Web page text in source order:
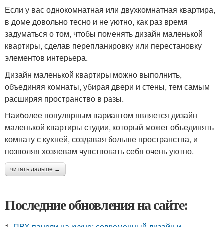
Если у вас однокомнатная или двухкомнатная квартира,
в доме довольно тесно и не уютно, как раз время
задуматься о том, чтобы поменять дизайн маленькой
квартиры, сделав перепланировку или перестановку
элементов интерьера.
Дизайн маленькой квартиры можно выполнить,
объединяя комнаты, убирая двери и стены, тем самым
расширяя пространство в разы.
Наиболее популярным вариантом является дизайн
маленькой квартиры студии, который может объединять
комнату с кухней, создавая больше пространства, и
позволяя хозяевам чувствовать себя очень уютно.
читать дальше →
Последние обновления на сайте: